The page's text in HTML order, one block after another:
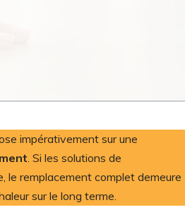
impérativement sur une
. Si les solutions de
le remplacement complet demeure
sur le long terme.